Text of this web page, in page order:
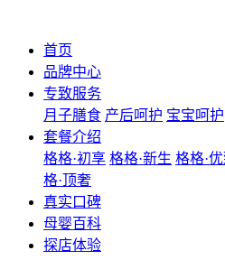
首页
品牌中心
专致服务
月子膳食 产后呵护 宝宝呵护
套餐介绍
格格·初享 格格·新生 格格·
格·顶奢
真实口碑
母婴百科
探店体验